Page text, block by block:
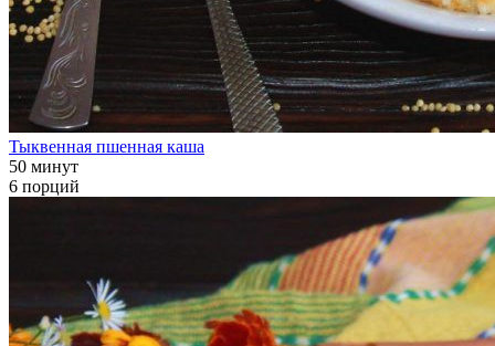
Тыквенная пшенная каша
50 минут
6 порций